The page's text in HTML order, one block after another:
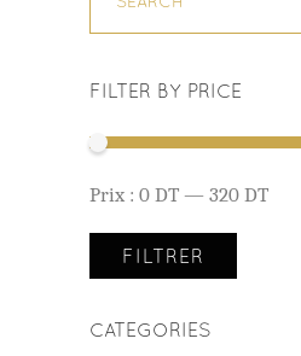
FILTER BY PRICE
Prix
Prix
FILTRER
Prix : 0 DT — 320 DT
CATEGORIES